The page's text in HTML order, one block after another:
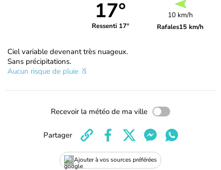
17°
Ressenti 17°
10 km/h
Rafales15 km/h
Ciel variable devenant très nuageux.
Sans précipitations.
Aucun risque de pluie
Recevoir la météo de ma ville
Ajouter à vos sources préférées
Partager